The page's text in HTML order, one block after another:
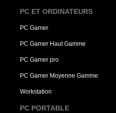
PC ET ORDINATEURS
PC Gamer
PC Gamer Haut Gamme
PC Gamer pro
PC Gamer Moyenne Gamme
Workstation
PC PORTABLE